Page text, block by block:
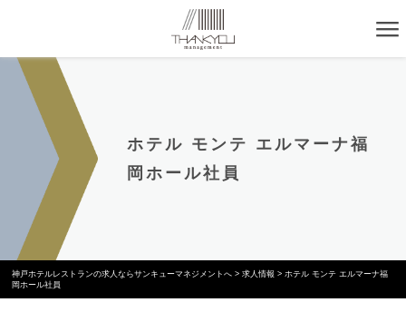
ホテル モンテ エルマーナ福
岡ホール社員
神戸ホテルレストランの求人ならサンキューマネジメントへ >求人情報 > ホテル モンテ エルマーナ福
岡ホール社員